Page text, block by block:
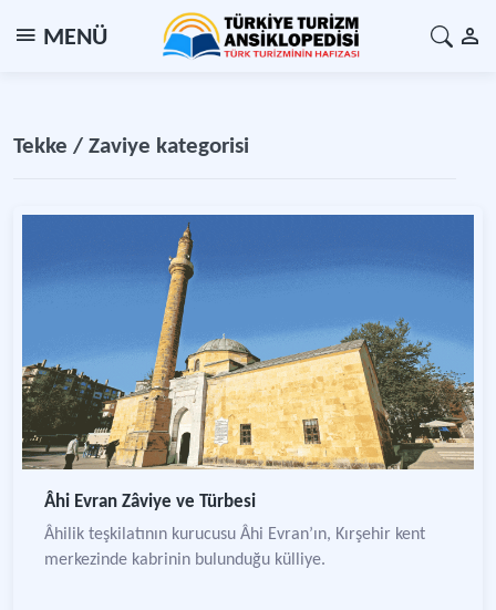
MENÜ
Tekke / Zaviye kategorisi
Âhi Evran Zâviye ve Türbesi
Âhilik teşkilatının kurucusu Âhi Evran’ın, Kırşehir kent
merkezinde kabrinin bulunduğu külliye.